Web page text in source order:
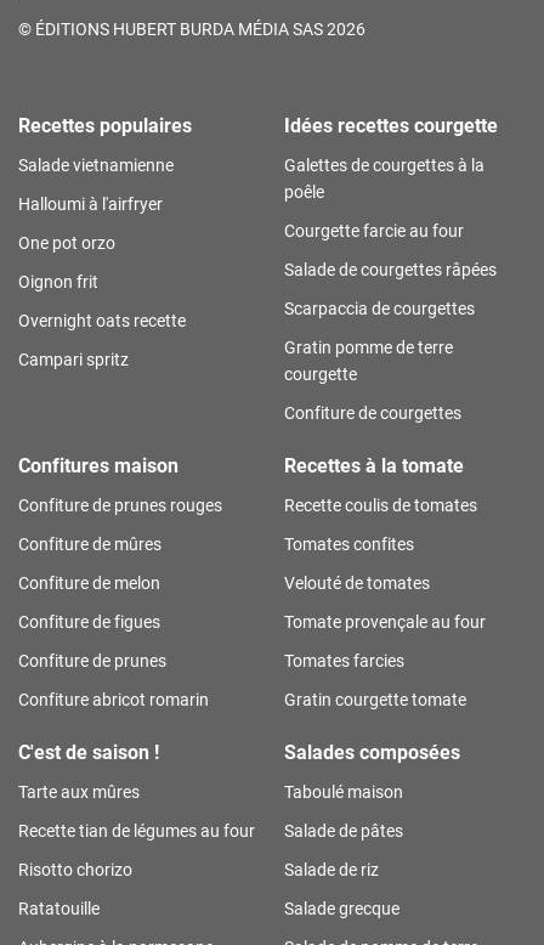
© ÉDITIONS HUBERT BURDA MÉDIA SAS 2026
Recettes populaires
Salade vietnamienne
Halloumi à l'airfryer
One pot orzo
Oignon frit
Overnight oats recette
Campari spritz
Idées recettes courgette
Galettes de courgettes à la
poêle
Courgette farcie au four
Salade de courgettes râpées
Scarpaccia de courgettes
Gratin pomme de terre
courgette
Confiture de courgettes
Confitures maison
Confiture de prunes rouges
Confiture de mûres
Confiture de melon
Confiture de figues
Confiture de prunes
Confiture abricot romarin
Recettes à la tomate
Recette coulis de tomates
Tomates confites
Velouté de tomates
Tomate provençale au four
Tomates farcies
Gratin courgette tomate
C'est de saison !
Tarte aux mûres
Recette tian de légumes au four
Risotto chorizo
Ratatouille
Salades composées
Taboulé maison
Salade de pâtes
Salade de riz
Salade grecque